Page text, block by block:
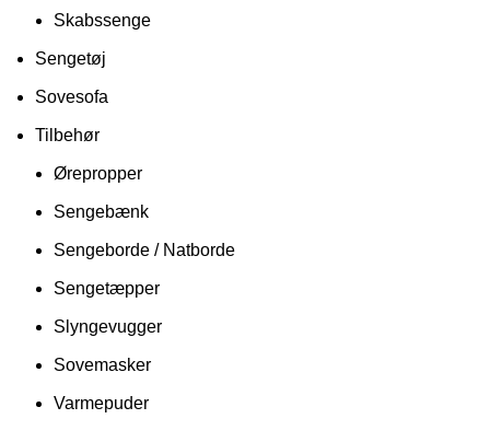
Skabssenge
Sengetøj
Sovesofa
Tilbehør
Ørepropper
Sengebænk
Sengeborde / Natborde
Sengetæpper
Slyngevugger
Sovemasker
Varmepuder